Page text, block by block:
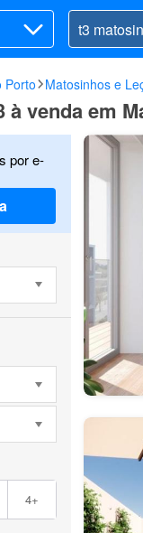
Porto Matosinhos e
à venda em
por e-
4+